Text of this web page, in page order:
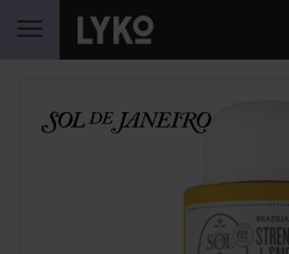
HOPPA TILL INNEHÅLLET
HOPPA ÖVER SEKTIONEN